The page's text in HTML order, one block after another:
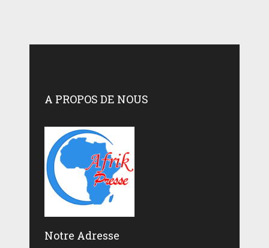
A PROPOS DE NOUS
Notre Adresse